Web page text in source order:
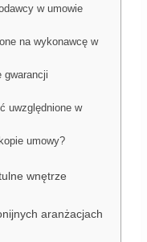
w umowie
na wykonawcę w
uwzględnione w
umowy?
wnętrze
aranżacjach